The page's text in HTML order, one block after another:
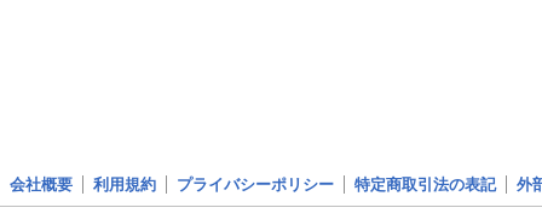
会社概要 利用規約 プライバシーポリシー 特定商取引法の表記 外